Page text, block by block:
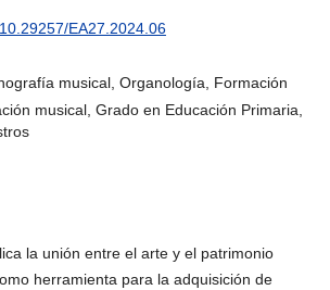
EA27.2024.06
musical, Organología, Formación
musical, Grado en Educación Primaria,
la unión entre el arte y el patrimonio
herramienta para la adquisición de